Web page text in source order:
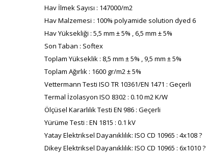
Hav İlmek Sayısı : 147000/m2
Hav Malzemesi : 100% polyamide solution dyed 6
Hav Yüksekliği : 5,5 mm ± 5% , 6,5 mm ± 5%
Son Taban : Softex
Toplam Yükseklik : 8,5 mm ± 5% , 9,5 mm ± 5%
Toplam Ağırlık : 1600 gr/m2 ± 5%
Vettermann Testi ISO TR 10361/EN 1471 : Geçerli
Termal İzolasyon ISO 8302 : 0.10 m2 K/W
Ölçüsel Kararlılık Testi EN 986 : Geçerli
Yürüme Testi : EN 1815 : 0.1 kV
Yatay Elektriksel Dayanıklılık: ISO CD 10965 : 4x108 ?
Dikey Elektriksel Dayanıklılık: ISO CD 10965 : 6x1010 ?